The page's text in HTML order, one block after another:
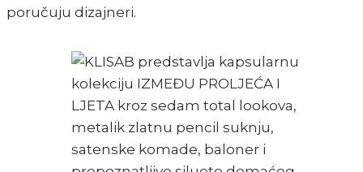
poručuju dizajneri.